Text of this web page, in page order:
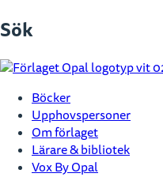
till
Sök
Böcker
Upphovspersoner
Om förlaget
Lärare & bibliotek
Vox By Opal